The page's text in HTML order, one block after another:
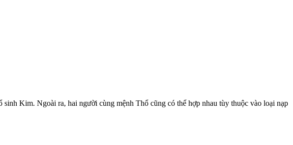
Kim. Ngoài ra, hai người cùng mệnh Thổ cũng có thể hợp nhau tùy thuộc vào loại nạp